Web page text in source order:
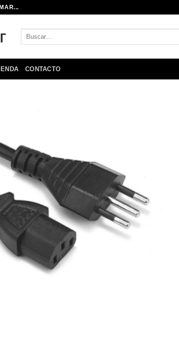
Buscar
CONTACTO